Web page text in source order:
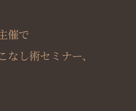
催で
し術セミナー、